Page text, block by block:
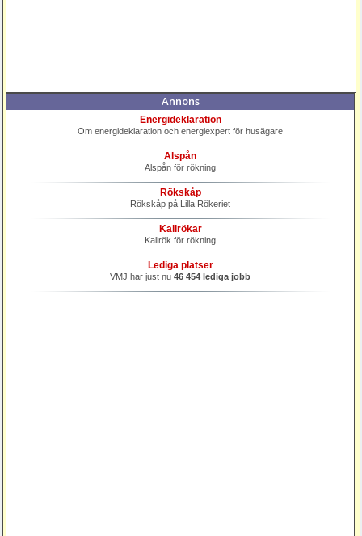
Annons
Energideklaration
Om energideklaration och energiexpert för husägare
Alspån
Alspån för rökning
Rökskåp
Rökskåp på Lilla Rökeriet
Kallrökar
Kallrök för rökning
Lediga platser
VMJ har just nu46 454 lediga jobb